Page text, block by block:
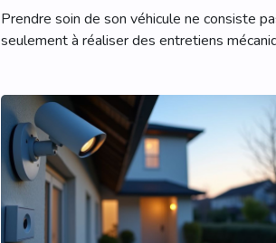
durée de vie de votre véhicule
Prendre soin de son véhicule ne consiste
seulement à réaliser des entretiens